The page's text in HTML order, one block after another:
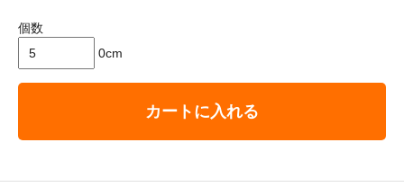
個数
0cm
カートに入れる